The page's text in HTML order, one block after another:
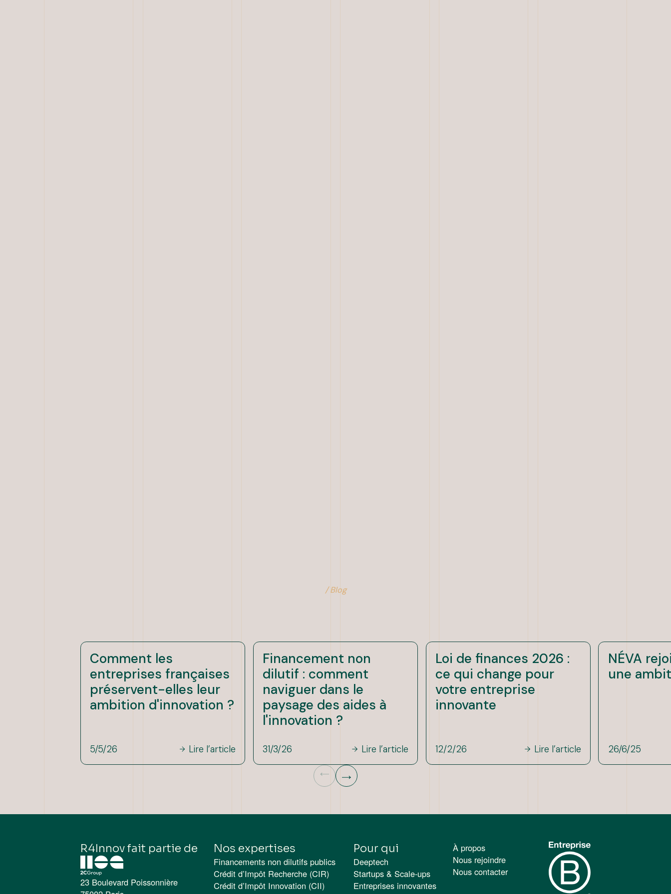
/ Blog
Comment les
entreprises françaises
préservent-elles leur
ambition d'innovation ?
5/5/26 Lire l’article
Financement non
dilutif : comment
naviguer dans le
paysage des aides à
l'innovation ?
31/3/26 Lire l’article
Loi de finances 2026 :
ce qui change pour
votre entreprise
innovante
12/2/26 Lire l’article
NÉVA
une
26/6/25
R4Innov fait partie de
23 Boulevard Poissonnière
Nos expertises
Financements non dilutifs publics
Crédit d’Impôt Recherche (CIR)
Crédit d’Impôt Innovation (CII)
Pour qui
Deeptech
Startups & Scale-ups
Entreprises innovantes
À propos
Nous rejoindre
Nous contacter